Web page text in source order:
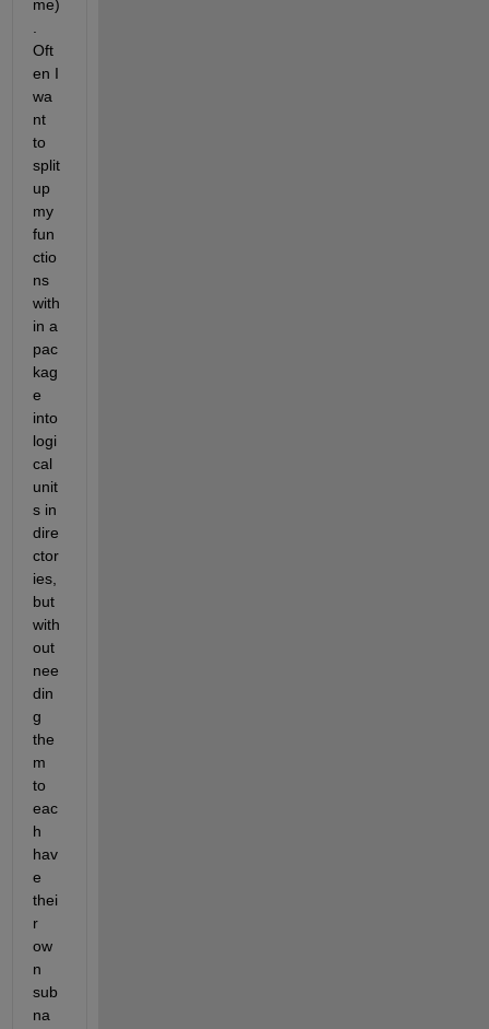
me)
Oft
en I
wa
nt
to
split
up
my
fun
ctio
ns
with
in a
pac
kag
e
into
logi
cal
unit
s in
dire
ctor
ies,
but
with
out
nee
din
g
the
m
to
eac
h
hav
e
thei
r
ow
n
sub
na